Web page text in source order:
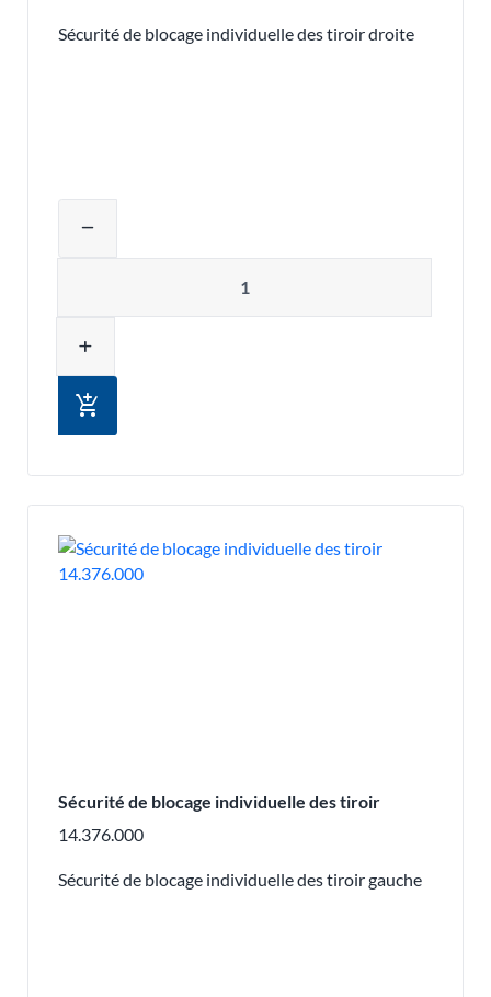
Sécurité de blocage individuelle des tiroir droite
remove
add
add_shopping_cart
Sécurité de blocage individuelle des tiroir
14.376.000
Sécurité de blocage individuelle des tiroir gauche